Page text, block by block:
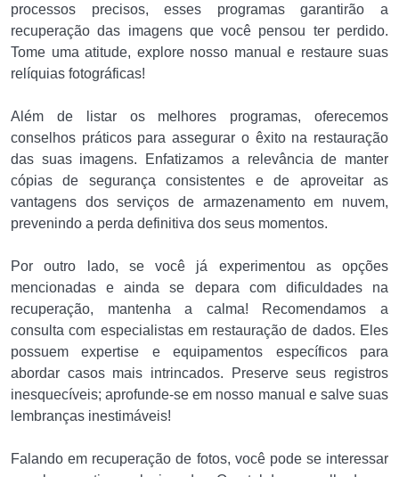
processos precisos, esses programas garantirão a
recuperação das imagens que você pensou ter perdido.
Tome uma atitude, explore nosso manual e restaure suas
relíquias fotográficas!
Além de listar os melhores programas, oferecemos
conselhos práticos para assegurar o êxito na restauração
das suas imagens. Enfatizamos a relevância de manter
cópias de segurança consistentes e de aproveitar as
vantagens dos serviços de armazenamento em nuvem,
prevenindo a perda definitiva dos seus momentos.
Por outro lado, se você já experimentou as opções
mencionadas e ainda se depara com dificuldades na
recuperação, mantenha a calma! Recomendamos a
consulta com especialistas em restauração de dados. Eles
possuem expertise e equipamentos específicos para
abordar casos mais intrincados. Preserve seus registros
inesquecíveis; aprofunde-se em nosso manual e salve suas
lembranças inestimáveis!
Falando em recuperação de fotos, você pode se interessar